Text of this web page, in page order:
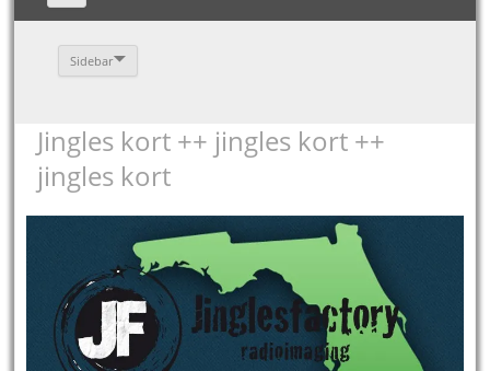
Sidebar
Jingles kort ++ jingles kort ++
jingles kort